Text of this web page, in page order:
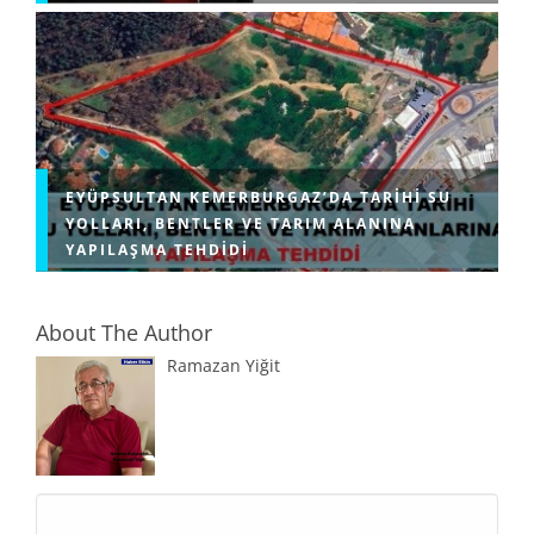
EYÜPSULTAN KEMERBURGAZ’DA TARIHI SU
YOLLARI, BENTLER VE TARIM ALANINA
YAPILAŞMA TEHDIDI
About The Author
Ramazan Yiğit